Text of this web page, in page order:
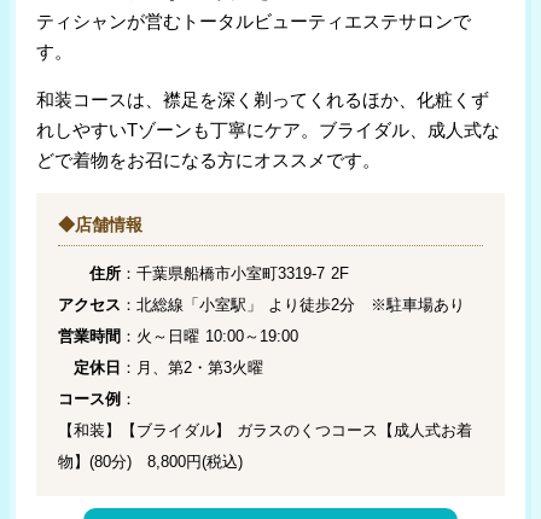
ティシャンが営むトータルビューティエステサロンで
す。
和装コースは、襟足を深く剃ってくれるほか、化粧くず
れしやすいTゾーンも丁寧にケア。ブライダル、成人式な
どで着物をお召になる方にオススメです。
◆店舗情報
住所 ：千葉県船橋市小室町3319-7 2F
アクセス ：北総線「小室駅」 より徒歩2分 ※駐車場あり
営業時間 ：火～日曜 10:00～19:00
定休日 ：月、第2・第3火曜
コース例 ：
【和装】【ブライダル】 ガラスのくつコース【成人式お着
物】(80分) 8,800円(税込)